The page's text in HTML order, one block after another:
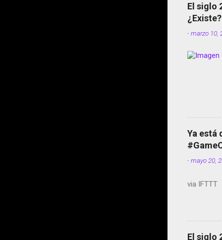
El siglo
¿Existe?
-marzo 10,
Ya está
-mayo 20,
via IFTTT
El siglo